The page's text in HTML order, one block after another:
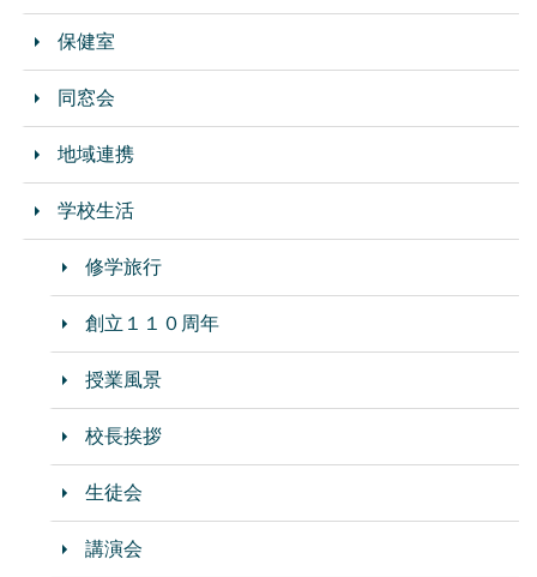
保健室
同窓会
地域連携
学校生活
修学旅行
創立１１０周年
授業風景
校長挨拶
生徒会
講演会